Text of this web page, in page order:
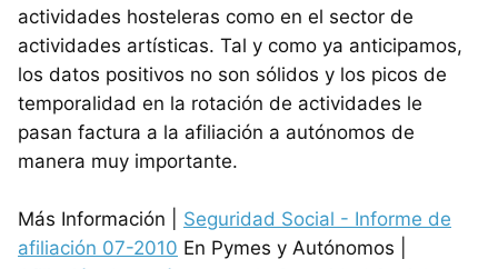
actividades hosteleras como en el sector de
actividades artísticas. Tal y como ya anticipamos,
los datos positivos no son sólidos y los picos de
temporalidad en la rotación de actividades le
pasan factura a la afiliación a autónomos de
manera muy importante.
Más Información | Seguridad Social - Informe de
afiliación 07-2010 En Pymes y Autónomos |